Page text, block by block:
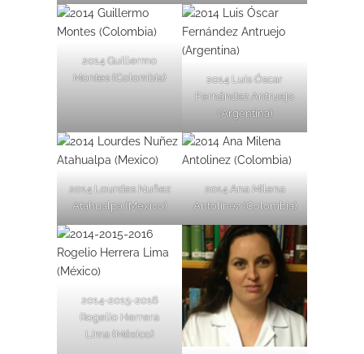
2014 Guillermo
Montes (Colombia)
2014 Luis Óscar
Fernández Antruejo
(Argentina)
2014 Lourdes Nuñez
Atahualpa (Mexico)
2014 Ana Milena
Antolinez (Colombia)
2014-2015-2016
Rogelio Herrera
Lima (México)